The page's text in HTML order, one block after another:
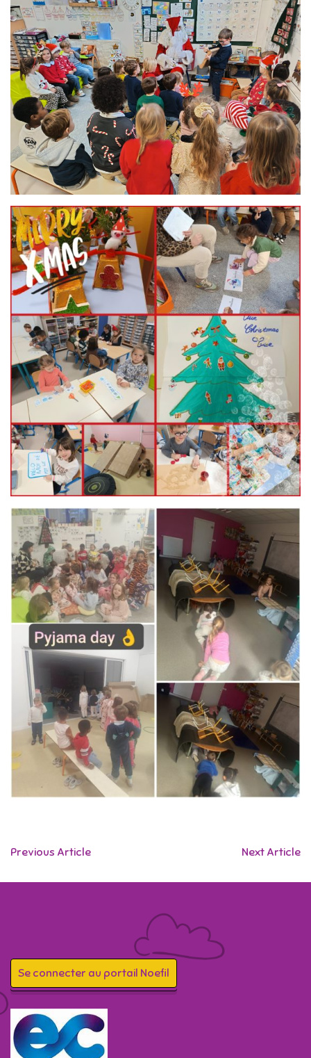
Previous Article Next Article
Se connecter au portail Noefil